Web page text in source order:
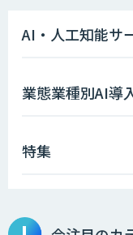
AI・人工知能サ
業態業種別AI導
特集